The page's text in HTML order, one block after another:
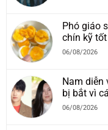
Phó giáo
chín kỹ
06/08/2026
Nam diễn
bị bắt vì
06/08/2026